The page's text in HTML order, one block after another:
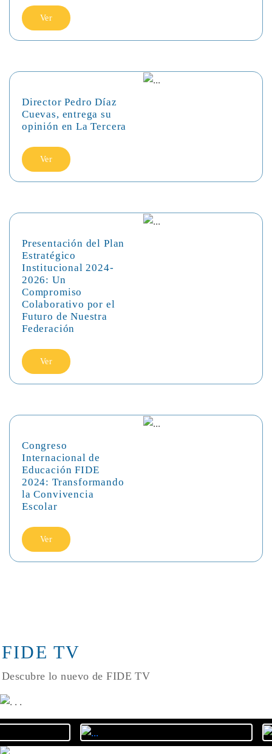
Ver
Director Pedro Díaz
Cuevas, entrega su
opinión en La Tercera
Ver
Presentación del Plan
Estratégico
Institucional 2024-
2026: Un
Compromiso
Colaborativo por el
Futuro de Nuestra
Federación
Ver
Congreso
Internacional de
Educación FIDE
2024: Transformando
la Convivencia
Escolar
Ver
FIDE TV
Descubre lo nuevo de FIDE TV